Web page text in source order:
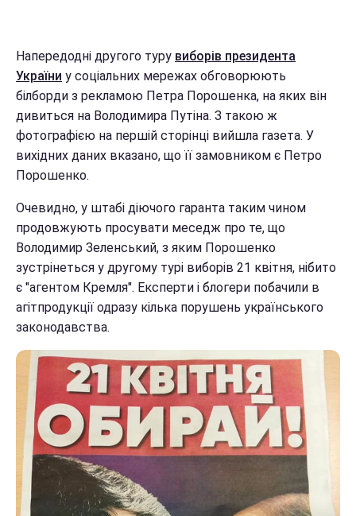
Напередодні другого туру виборів президента
України у соціальних мережах обговорюють
білборди з рекламою Петра Порошенка, на яких він
дивиться на Володимира Путіна. З такою ж
фотографією на першій сторінці вийшла газета. У
вихідних даних вказано, що її замовником є Петро
Порошенко.
Очевидно, у штабі діючого гаранта таким чином
продовжують просувати меседж про те, що
Володимир Зеленський, з яким Порошенко
зустрінеться у другому турі виборів 21 квітня, нібито
є "агентом Кремля". Експерти і блогери побачили в
агітпродукції одразу кілька порушень українського
законодавства.